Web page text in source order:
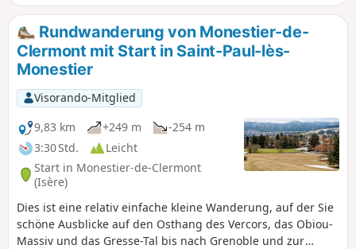
Rundwanderung von Monestier-de-
Clermont mit Start in Saint-Paul-lès-
Monestier
Visorando-Mitglied
9,83 km
+249 m
-254 m
3:30 Std.
Leicht
Start in Monestier-de-Clermont
(Isère)
Dies ist eine relativ einfache kleine Wanderung, auf der Sie
schöne Ausblicke auf den Osthang des Vercors, das Obiou-
Massiv und das Gresse-Tal bis nach Grenoble und zur